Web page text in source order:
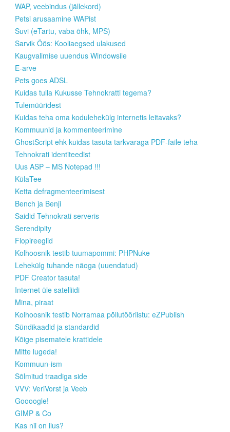
WAP, veebindus (jällekord)
Petsi arusaamine WAPist
Suvi (eTartu, vaba õhk, MPS)
Sarvik Öös: Kooliaegsed ulakused
Kaugvalimise uuendus Windowsile
E-arve
Pets goes ADSL
Kuidas tulla Kukusse Tehnokratti tegema?
Tulemüüridest
Kuidas teha oma kodulehekülg internetis leitavaks?
Kommuunid ja kommenteerimine
GhostScript ehk kuidas tasuta tarkvaraga PDF-faile teha
Tehnokrati identiteedist
Uus ASP – MS Notepad !!!
KülaTee
Ketta defragmenteerimisest
Bench ja Benji
Saidid Tehnokrati serveris
Serendipity
Flopireeglid
Kolhoosnik testib tuumapommi: PHPNuke
Lehekülg tuhande näoga (uuendatud)
PDF Creator tasuta!
Internet üle satelliidi
Mina, piraat
Kolhoosnik testib Norramaa põllutööriistu: eZPublish
Sündikaadid ja standardid
Kõige pisematele krattidele
Mitte lugeda!
Kommuun-ism
Sõlmitud traadiga side
VVV: VeriVorst ja Veeb
Goooogle!
GIMP & Co
Kas nii on ilus?